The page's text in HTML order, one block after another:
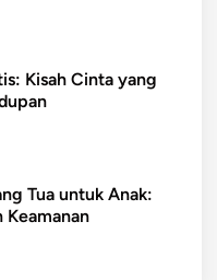
Kisah Cinta yang
Tua untuk Anak:
Keamanan